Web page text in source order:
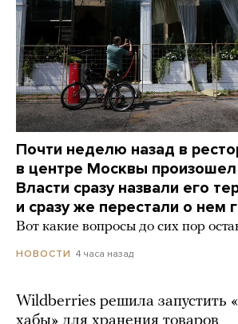
Почти неделю назад в
в центре Москвы
Власти сразу назвали его
и сразу же перестали о нем
Вот какие вопросы до сих пор
НОВОСТИ 4 часа назад
Wildberries решила запустить